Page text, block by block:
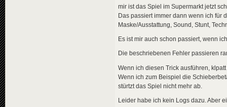
mir ist das Spiel im Supermarkt jetzt
Das passiert immer dann wenn ich für
Maske/Ausstattung, Sound, Stunt,
Es ist mir auch schon passiert, wenn
Die beschriebenen Fehler passieren
Wenn ich diesen Trick ausführen,
Wenn ich zum Beispiel die
stürtzt das Spiel nicht mehr ab.
Leider habe ich kein Logs dazu. Aber